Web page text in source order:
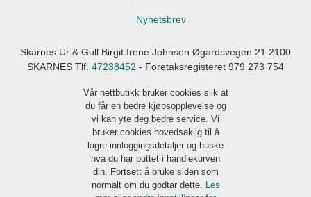
Nyhetsbrev
Skarnes Ur & Gull Birgit Irene Johnsen Øgardsvegen 21 2100
SKARNES Tlf. 47238452 - Foretaksregisteret 979 273 754
Vår nettbutikk bruker cookies slik at
du får en bedre kjøpsopplevelse og
vi kan yte deg bedre service. Vi
bruker cookies hovedsaklig til å
lagre innloggingsdetaljer og huske
hva du har puttet i handlekurven
din. Fortsett å bruke siden som
normalt om du godtar dette. Les